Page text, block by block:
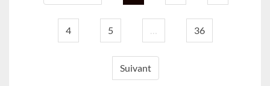
4 5 … 36
Suivant